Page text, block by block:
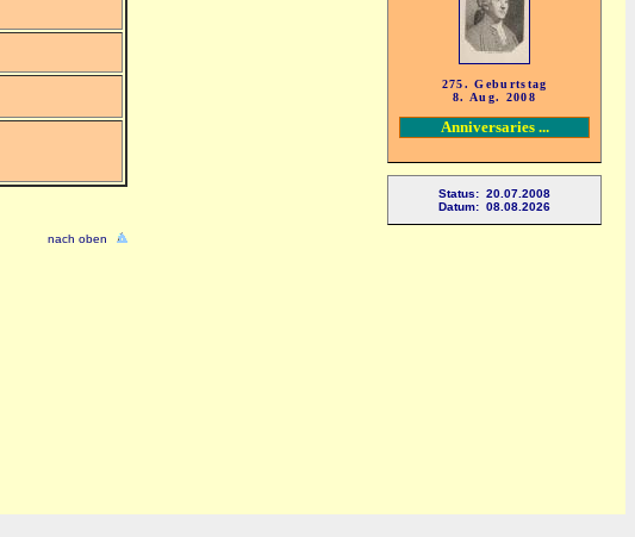
275. Geburtstag
8. Aug. 2008
Anniversaries ...
Status: 20.07.2008
Datum: 08.08.2026
nach oben